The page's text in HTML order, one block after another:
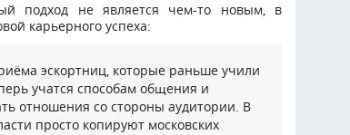
подход не является чем-то новым, в
карьерного успеха:
эскортниц, которые раньше учили
учатся способам общения и
отношения со стороны аудитории. В
просто копируют московских